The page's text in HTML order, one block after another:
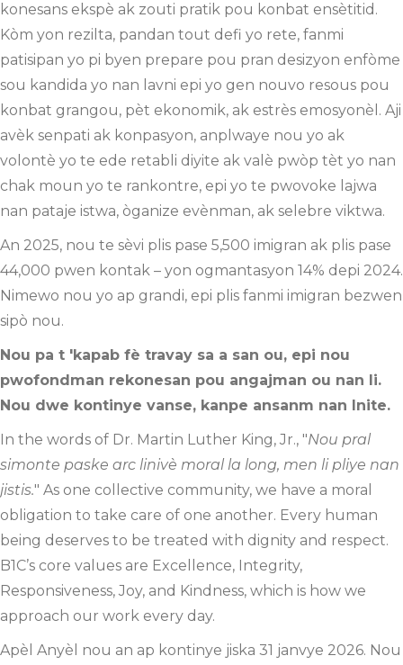
konesans ekspè ak zouti pratik pou konbat ensètitid.
Kòm yon rezilta, pandan tout defi yo rete, fanmi
patisipan yo pi byen prepare pou pran desizyon enfòme
sou kandida yo nan lavni epi yo gen nouvo resous pou
konbat grangou, pèt ekonomik, ak estrès emosyonèl. Aji
avèk senpati ak konpasyon, anplwaye nou yo ak
volontè yo te ede retabli diyite ak valè pwòp tèt yo nan
chak moun yo te rankontre, epi yo te pwovoke lajwa
nan pataje istwa, òganize evènman, ak selebre viktwa.
An 2025, nou te sèvi plis pase 5,500 imigran ak plis pase
44,000 pwen kontak – yon ogmantasyon 14% depi 2024.
Nimewo nou yo ap grandi, epi plis fanmi imigran bezwen
sipò nou.
Nou pa t 'kapab fè travay sa a san ou, epi nou
pwofondman rekonesan pou angajman ou nan li.
Nou dwe kontinye vanse, kanpe ansanm nan Inite.
In the words of Dr. Martin Luther King, Jr., "Nou pral
simonte paske arc linivè moral la long, men li pliye nan
jistis." As one collective community, we have a moral
obligation to take care of one another. Every human
being deserves to be treated with dignity and respect.
B1C’s core values are Excellence, Integrity,
Responsiveness, Joy, and Kindness, which is how we
approach our work every day.
Apèl Anyèl nou an ap kontinye jiska 31 janvye 2026. Nou